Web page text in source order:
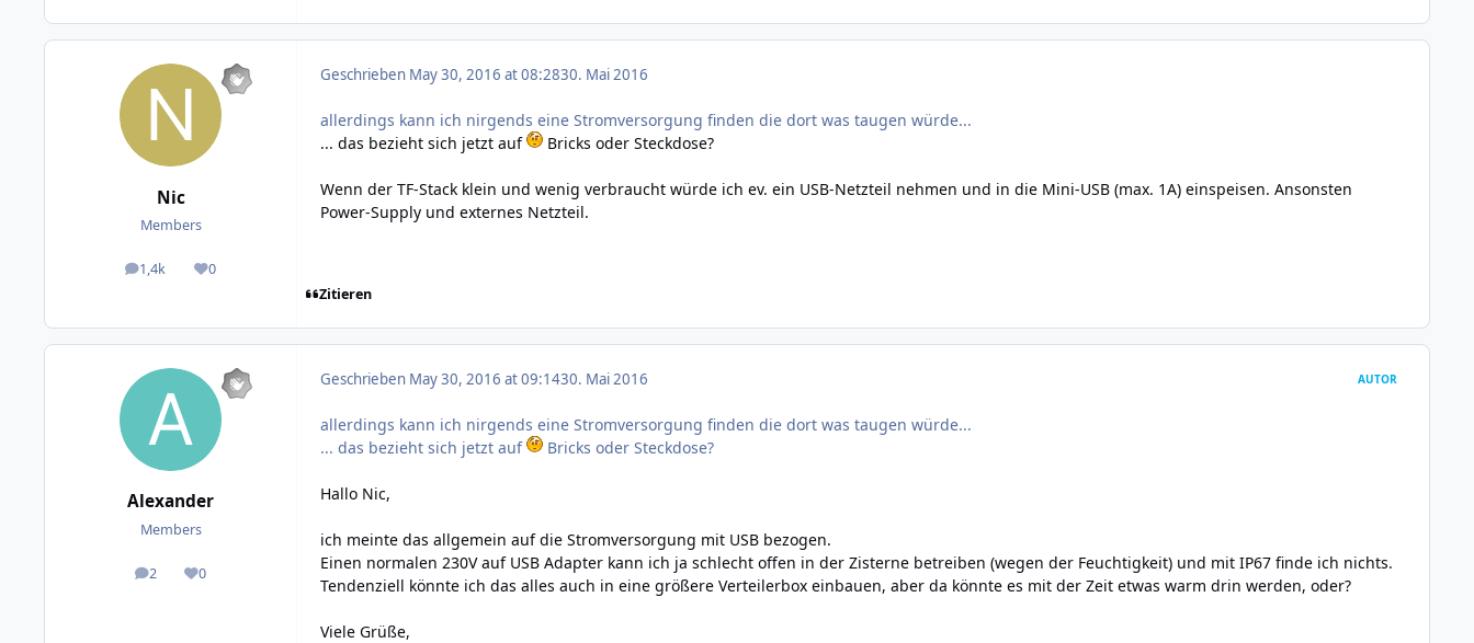
Nic
Members
1,4k
posts 0
Reputation
Geschrieben May 30, 2016 at 08:2830. Mai 2016
allerdings kann ich nirgends eine Stromversorgung finden die dort was taugen würde...
... das bezieht sich jetzt auf
Bricks oder Steckdose?
Wenn der TF-Stack klein und wenig verbraucht würde ich ev. ein USB-Netzteil nehmen und in die Mini-USB (max. 1A) einspeisen. Ansonsten
Power-Supply und externes Netzteil.
Zitieren
Alexander
Members
2
posts 0
Reputation
Geschrieben May 30, 2016 at 09:1430. Mai 2016 AUTOR
allerdings kann ich nirgends eine Stromversorgung finden die dort was taugen würde...
... das bezieht sich jetzt auf
Bricks oder Steckdose?
Hallo Nic,
ich meinte das allgemein auf die Stromversorgung mit USB bezogen.
Einen normalen 230V auf USB Adapter kann ich ja schlecht offen in der Zisterne betreiben (wegen der Feuchtigkeit) und mit IP67 finde ich nichts.
Tendenziell könnte ich das alles auch in eine größere Verteilerbox einbauen, aber da könnte es mit der Zeit etwas warm drin werden, oder?
Viele Grüße,